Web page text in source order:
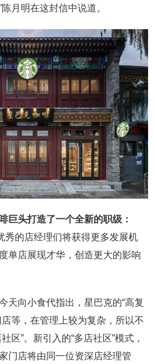
月明在这封信中说道。
巨头打造了一个全新的职级：
秀的店经理们将获得更多发展机
单店展现才华，创造更大的影响
天向小食代指出，星巴克的“高复
等，在管理上较为复杂，所以不
区”。新引入的“多店社区”模式，
门店将由同一位资深店经理管